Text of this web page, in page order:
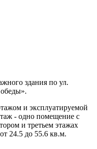
здания по ул.
и эксплуатируемой
- одно помещение с
и третьем этажах
24.5 до 55.6 кв.м.